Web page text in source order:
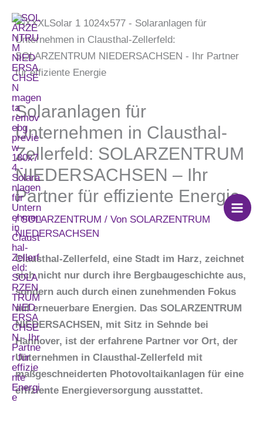
Inhalt
springen
Solaranlagen für
Unternehmen in Clausthal-
Zellerfeld: SOLARZENTRUM
NIEDERSACHSEN – Ihr
Partner für effiziente Energie
/SOLARZENTRUM / Von SOLARZENTRUM
NIEDERSACHSEN
Clausthal-Zellerfeld, eine Stadt im Harz, zeichnet
sich nicht nur durch ihre Bergbaugeschichte aus,
sondern auch durch einen zunehmenden Fokus
auf erneuerbare Energien. Das SOLARZENTRUM
NIEDERSACHSEN, mit Sitz in Sehnde bei
Hannover, ist der erfahrene Partner vor Ort, der
Unternehmen in Clausthal-Zellerfeld mit
maßgeschneiderten Photovoltaikanlagen für eine
effiziente Energieversorgung ausstattet.